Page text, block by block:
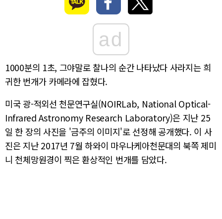
ad
1000분의 1초, 그야말로 찰나의 순간 나타났다 사라지는 희
귀한 번개가 카메라에 잡혔다.
미국 광-적외선 천문연구실(NOIRLab, National Optical-
Infrared Astronomy Research Laboratory)은 지난 25
일 한 장의 사진을 '금주의 이미지'로 선정해 공개했다. 이 사
진은 지난 2017년 7월 하와이 마우나케아천문대의 북쪽 제미
니 천체망원경이 찍은 환상적인 번개를 담았다.